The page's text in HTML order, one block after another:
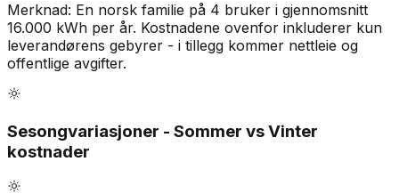
Merknad: En norsk familie på 4 bruker i gjennomsnitt
16.000 kWh per år. Kostnadene ovenfor inkluderer kun
leverandørens gebyrer - i tillegg kommer nettleie og
offentlige avgifter.
Sesongvariasjoner - Sommer vs Vinter
kostnader